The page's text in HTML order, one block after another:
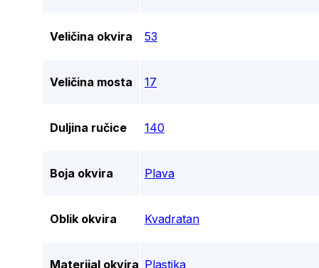
Veličina okvira 53
Veličina mosta 17
Duljina ručice 140
Boja okvira Plava
Oblik okvira Kvadratan
Materijal okvira Plastika